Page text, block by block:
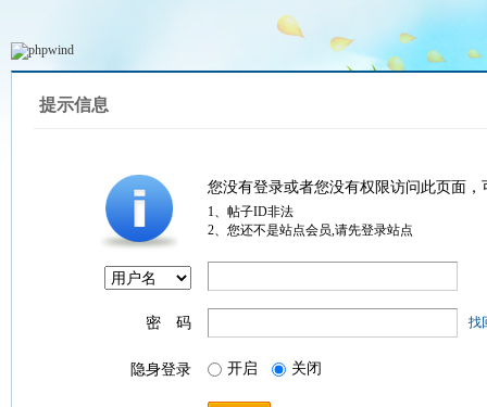
提示信息
您没有登录或者您没有权限访问此页面
1、帖子ID非法
2、您还不是站点会员,请先登录站点
密 码 找
隐身登录 开启 关闭